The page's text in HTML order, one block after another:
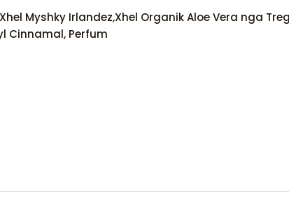
Xhel Myshky Irlandez,Xhel Organik Aloe Vera nga
Cinnamal, Perfum